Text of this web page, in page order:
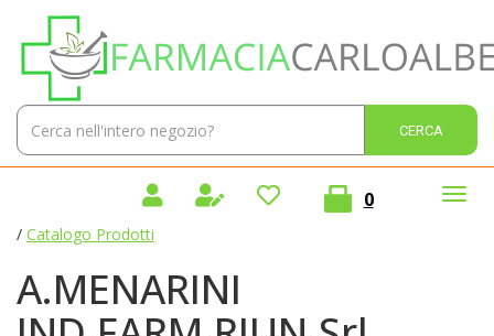
contenuto
principale
Farmacia
Carlo
Alberto
Cerca
Prodotto
0prodotti
/ Catalogo Prodotti
A.MENARINI